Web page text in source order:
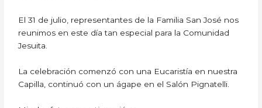
El 31 de julio, representantes de la Familia San José nos
reunimos en este día tan especial para la Comunidad
Jesuita.
La celebración comenzó con una Eucaristía en nuestra
Capilla, continuó con un ágape en el Salón Pignatelli.